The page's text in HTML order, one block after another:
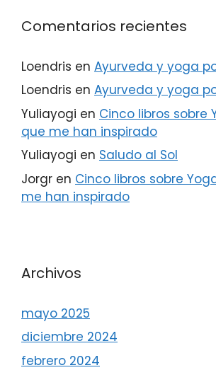
Comentarios recientes
Loendris en Ayurveda y yoga
Loendris en Ayurveda y yoga
Yuliayogi en Cinco libros sobre
que me han inspirado
Yuliayogi en Saludo al Sol
Jorgr en Cinco libros sobre
me han inspirado
Archivos
mayo 2025
diciembre 2024
febrero 2024